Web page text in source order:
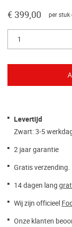
€ 399,00 per stuk
1
Levertijd
Zwart: 3-5
2 jaar garantie
Gratis verzending.
14 dagen lang
Wij zijn officieel
Onze klanten